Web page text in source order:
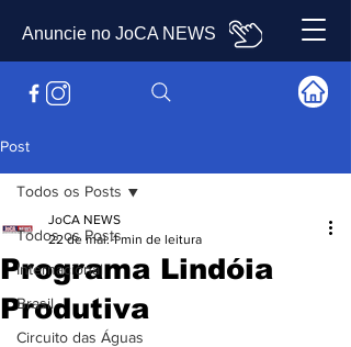
Anuncie no JoCA NEWS
Post
Todos os Posts
Internacional
Brasil
Circuito das Águas
Todos os Posts
Programa Lindóia
Produtiva
JoCA NEWS
22 de mai. 1 min de leitura